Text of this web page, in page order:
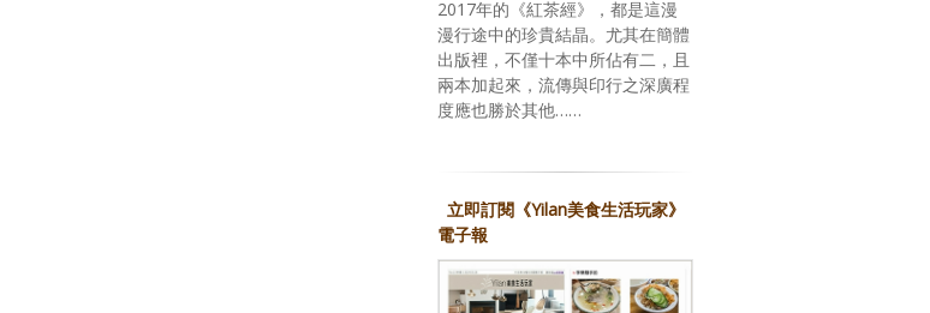
2017年的《紅茶經》，都是這漫
漫行途中的珍貴結晶。尤其在簡體
出版裡，不僅十本中所佔有二，且
兩本加起來，流傳與印行之深廣程
度應也勝於其他……
立即訂閱《Yilan美食生活玩家》
電子報